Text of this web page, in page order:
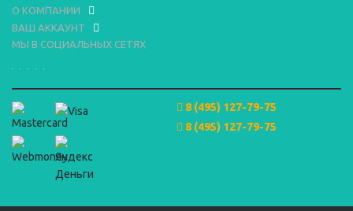
О КОМПАНИИ
ВАШ АККАУНТ
МЫ В СОЦИАЛЬНЫХ СЕТЯХ
8 (495) 127-79-75
8 (495) 127-79-75